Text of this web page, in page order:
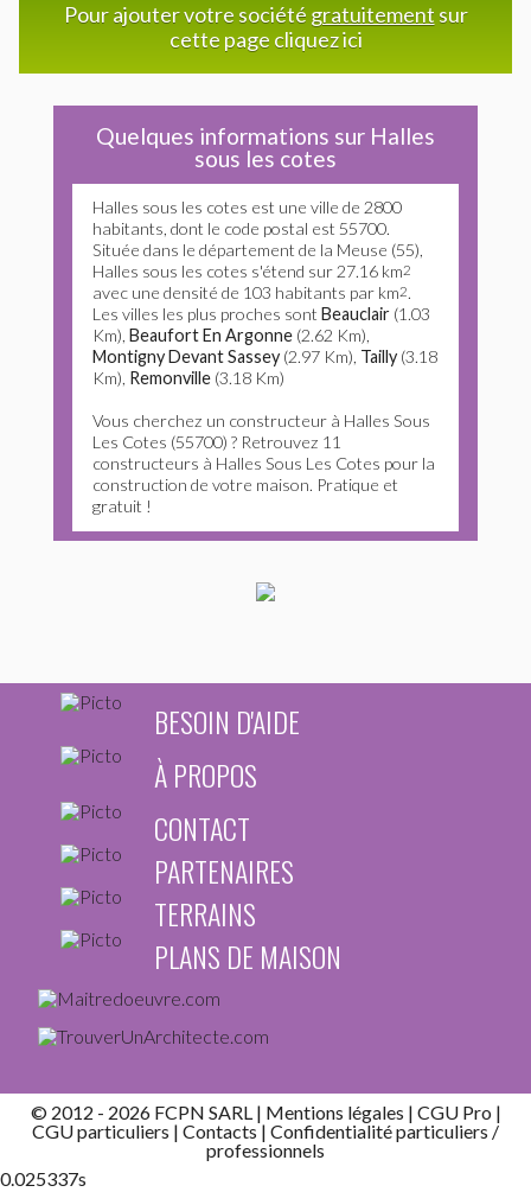
Pour ajouter votre société gratuitement sur
cette page cliquez ici
Quelques informations sur Halles
sous les cotes
Halles sous les cotes est une ville de 2800
habitants, dont le code postal est 55700.
Située dans le département de la Meuse (55),
Halles sous les cotes s'étend sur 27.16 km2
avec une densité de 103 habitants par km2.
Les villes les plus proches sontBeauclair (1.03
Km),Beaufort En Argonne (2.62 Km),
Montigny Devant Sassey (2.97 Km), Tailly (3.18
Km), Remonville (3.18 Km)
Vous cherchez un constructeur à Halles Sous
Les Cotes (55700) ? Retrouvez 11
constructeurs à Halles Sous Les Cotes pour la
construction de votre maison. Pratique et
gratuit !
BESOIN D'AIDE
À PROPOS
CONTACT
PARTENAIRES
TERRAINS
PLANS DE MAISON
© 2012 - 2026 FCPN SARL | Mentions légales | CGU Pro |
CGU particuliers | Contacts | Confidentialitéparticuliers /
professionnels
0.025337s